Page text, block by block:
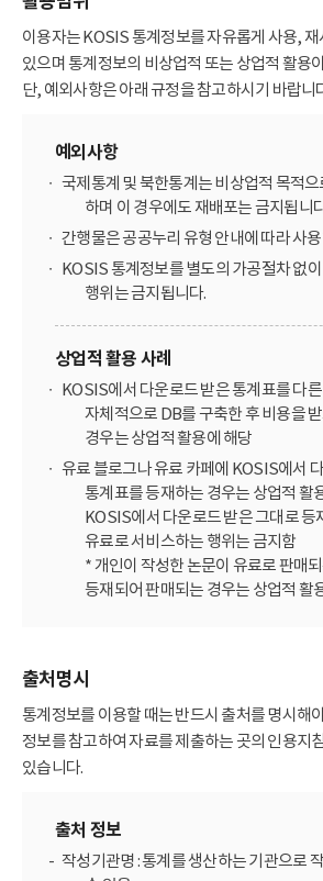
이용자는 KOSIS 통계정보를 자유롭게 사용, 재
있으며 통계정보의 비상업적 또는 상업적 활용
단, 예외사항은 아래 규정을 참고하시기 바랍니
예외사항
국제통계 및 북한통계는 비상업적 목적
하며 이 경우에도 재배포는 금지됩니
간행물은 공공누리 유형 안내에 따라 사
KOSIS 통계정보를 별도의 가공절차 없
행위는 금지됩니다.
상업적 활용 사례
KOSIS에서 다운로드 받은 통계표를 다
자체적으로 DB를 구축한 후 비용을
경우는 상업적 활용에 해당
유료 블로그나 유료 카페에 KOSIS에서
통계표를 등재하는 경우는 상업적 활
KOSIS에서 다운로드 받은 그대로 등
유료로 서비스하는 행위는 금지함
* 개인이 작성한 논문이 유료로 판매
등재되어 판매되는 경우는 상업적 활
출처명시
통계정보를 이용할 때는 반드시 출처를 명시해
정보를 참고하여 자료를 제출하는 곳의 인용지
있습니다.
출처 정보
작성기관명 : 통계를 생산하는 기관으로